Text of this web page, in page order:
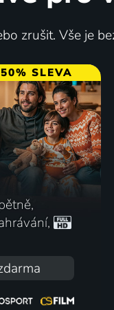
zrušit. Vše je
SLEVA
,